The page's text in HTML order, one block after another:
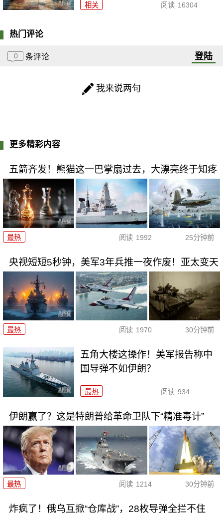
相关 阅读 16304
热门评论
0 条评论 登陆
我来说两句
更多精彩内容
五箭齐发！熊猫这一巴掌扇过去，大漂亮终于知疼
最热 阅读 1992 25分钟前
央视短短5秒钟，美军3年兵推一夜作废！亚太变天
最热 阅读 1970 30分钟前
五角大楼这操作！美军报告称中
国导弹不如伊朗？
最热 阅读 934
伊朗赢了？这是特朗普给革命卫队下“精准毒计”
最热 阅读 1214 30分钟前
炸疯了！俄乌互掀“仓库战”，28枚导弹全拦不住